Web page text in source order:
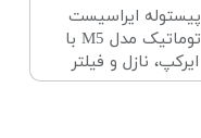
پیستوله ایراسیست
اتوماتیک مدل M5 با
ایرکپ، نازل و فیلتر